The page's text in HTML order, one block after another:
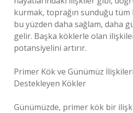
kurmak, toprağın sunduğu tüm
bu yüzden daha sağlam, daha
gelir. Başka köklerle olan
potansiyelini artırır.
Primer Kök ve Günümüz
Destekleyen Kökler
Günümüzde, primer kök bir